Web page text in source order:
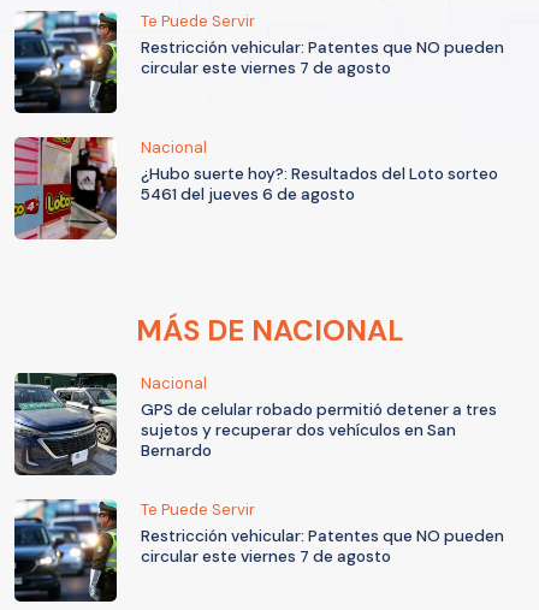
Te Puede Servir
Restricción vehicular: Patentes que NO pueden
circular este viernes 7 de agosto
Nacional
¿Hubo suerte hoy?: Resultados del Loto sorteo
5461 del jueves 6 de agosto
MÁS DE NACIONAL
Nacional
GPS de celular robado permitió detener a tres
sujetos y recuperar dos vehículos en San
Bernardo
Te Puede Servir
Restricción vehicular: Patentes que NO pueden
circular este viernes 7 de agosto